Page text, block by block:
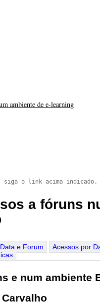
ambiente de e-learning
siga o link acima indicado.